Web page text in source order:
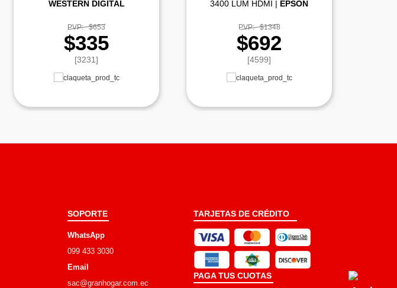
WESTERN DIGITAL
PVP: $653
$335
[3231]
3400 LUM HDMI | EPSON
PVP: $1348
$692
[4599]
SOPORTE
WhatsApp
099 433 3030
Email
sac@granhogar.com.ec
TARJETAS DE CRÉDITO
PAGA TUS CUOTAS